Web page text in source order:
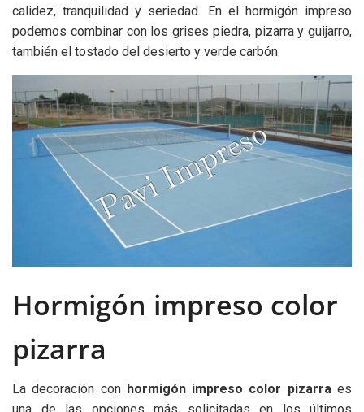
calidez, tranquilidad y seriedad. En el hormigón impreso
podemos combinar con los grises piedra, pizarra y guijarro,
también el tostado del desierto y verde carbón.
Hormigón impreso color
pizarra
La decoración con hormigón impreso color pizarra es
una de las opciones más solicitadas en los últimos